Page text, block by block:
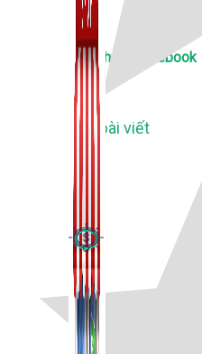
Thủ Thuật Facebook
536 bài viết
Kiếm Tiền MMO